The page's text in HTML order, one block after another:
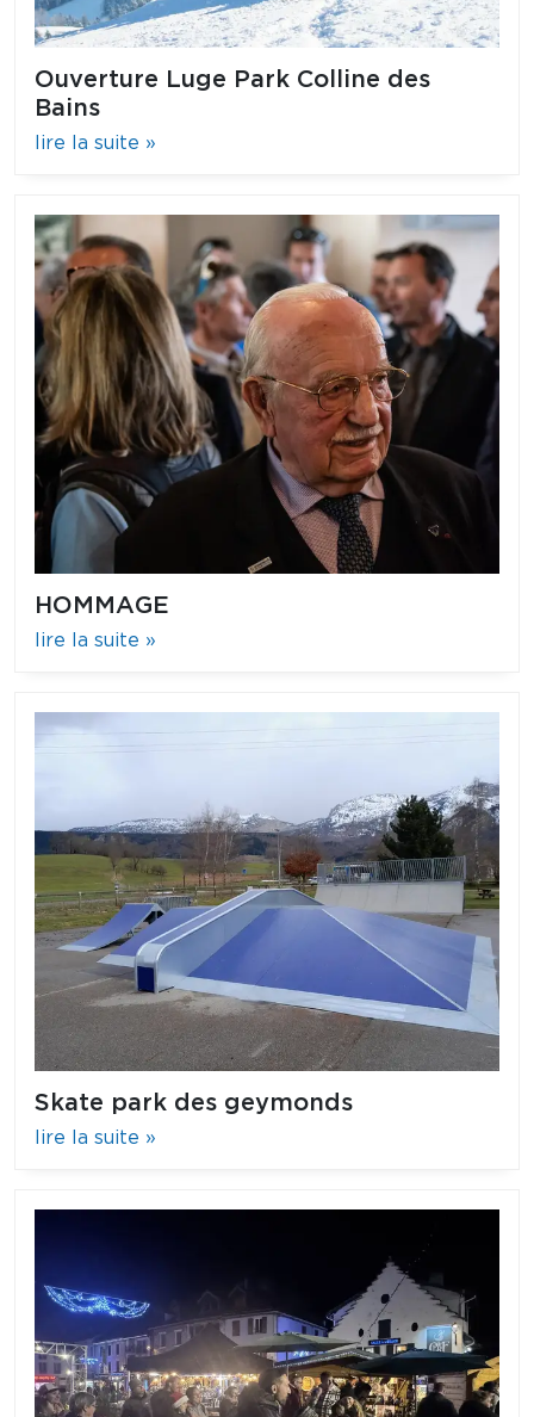
Ouverture Luge Park Colline des
Bains
lire la suite »
HOMMAGE
lire la suite »
Skate park des geymonds
lire la suite »